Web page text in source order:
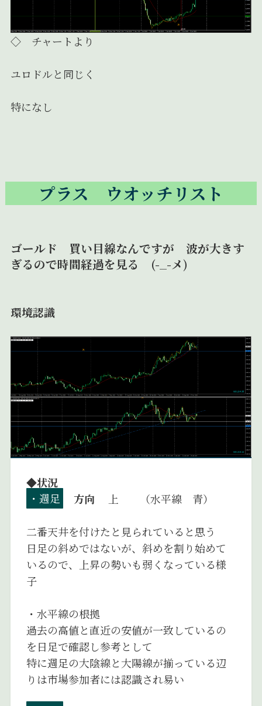
◇ チャートより
ユロドルと同じく
特になし
プラス ウオッチリスト
ゴールド 買い目線なんですが 波が大きす
ぎるので時間経過を見る (-_-メ)
環境認識
◆状況
・週足
方向 上 （水平線 青）
二番天井を付けたと見られていると思う
日足の斜めではないが、斜めを割り始めて
いるので、上昇の勢いも弱くなっている様
子
・水平線の根拠
過去の高値と直近の安値が一致しているの
を日足で確認し参考として
特に週足の大陰線と大陽線が揃っている辺
りは市場参加者には認識され易い